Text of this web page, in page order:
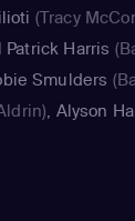
(Tracy
Patrick Harris
Smulders
Alyson